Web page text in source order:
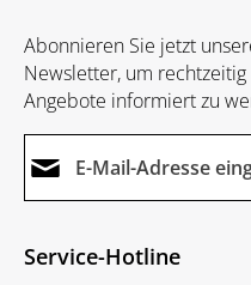
Abonnieren Sie jetzt
Newsletter, um
Angebote informiert zu
Ich habe die
Die mit einem Stern (*)
Service-Hotline